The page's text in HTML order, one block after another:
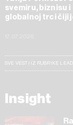
svemiru, biznisu i
globalnoj trci čiji
SVE VESTI IZ RUBRIKE
Insight